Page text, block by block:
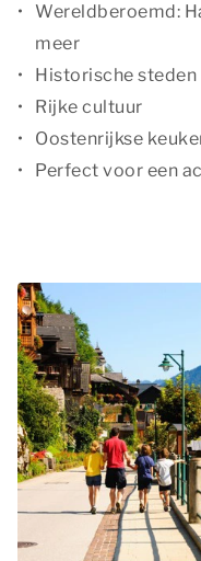
Wereldberoemd:
meer
Historische steden
Rijke cultuur
Oostenrijkse
Perfect voor een